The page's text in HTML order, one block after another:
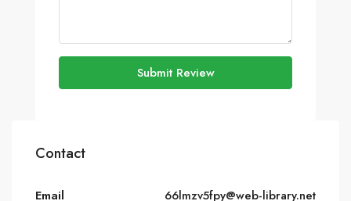
Submit Review
Contact
Email
66lmzv5fpy@web-library.net